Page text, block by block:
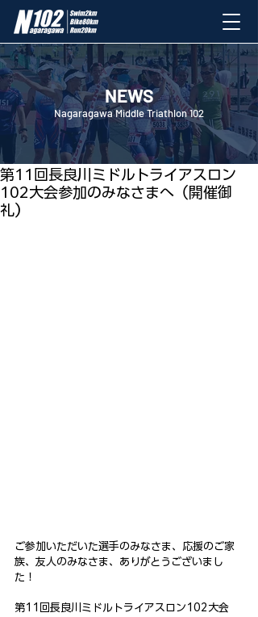
第11回長良川ミドルトライアスロン
102大会参加のみなさまへ（開催御
礼）
2023年5月28日
ご参加いただいた選手のみなさま、応援のご家
族、友人のみなさま、ありがとうございまし
た！
第11回長良川ミドルトライアスロン102大会
NEWS
Nagaragawa Middle Triathlon 102